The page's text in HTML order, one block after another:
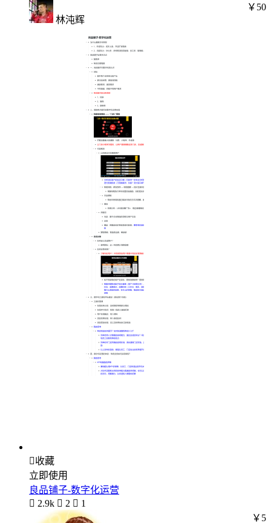
林沌辉
￥50
收藏
立即使用
良品铺子-数字化运营
 2.9k  2  1
￥5